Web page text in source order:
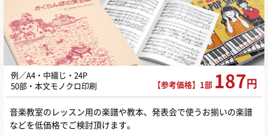
例／A4・中綴じ・24P
50部・本文モノクロ印刷
【参考価格】1部 187 円
音楽教室のレッスン用の楽譜や教本、発表会で使うお揃いの楽譜
などを低価格でご検討頂けます。